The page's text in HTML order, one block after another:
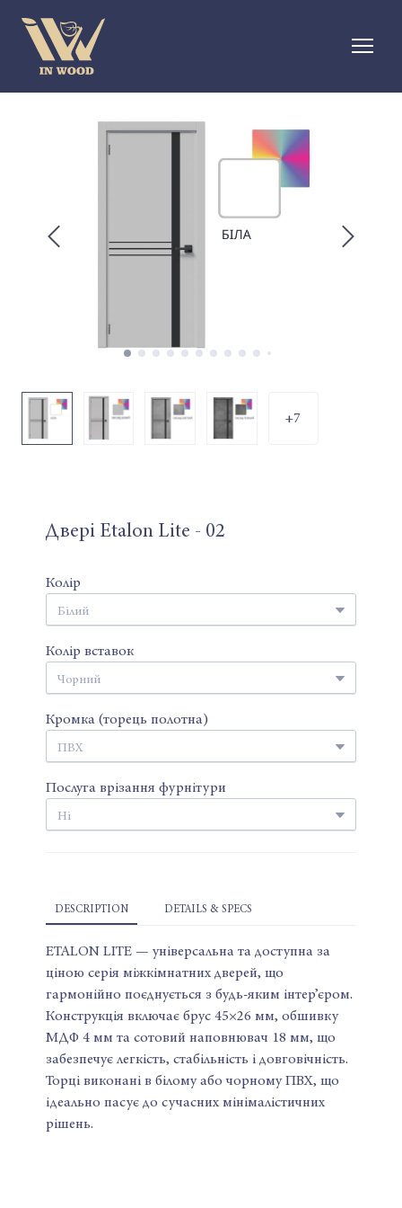
+7
Двері Etalon Lite - 02
Колір
Колір вставок
Кромка (торець полотна)
Послуга врізання фурнітури
DESCRIPTION DETAILS & SPECS
ETALON LITE — універсальна та доступна за
ціною серія міжкімнатних дверей, що
гармонійно поєднується з будь-яким інтер’єром.
Конструкція включає брус 45×26 мм, обшивку
МДФ 4 мм та сотовий наповнювач 18 мм, що
забезпечує легкість, стабільність і довговічність.
Торці виконані в білому або чорному ПВХ, що
ідеально пасує до сучасних мінімалістичних
рішень.